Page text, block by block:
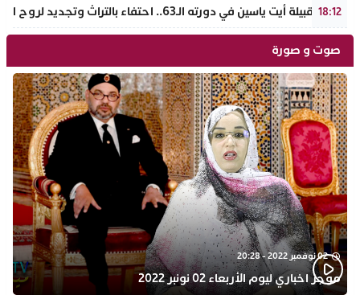
18:12
ملتقى قبيلة أيت ياسين في دورته الـ63.. احتفاء بالتراث وتجديد لروح الانتماء الوطني
صوت و صورة
02 نوفمبر 2022 - 20:28
موجز اخباري ليوم الأربعاء 02 نونبر 2022